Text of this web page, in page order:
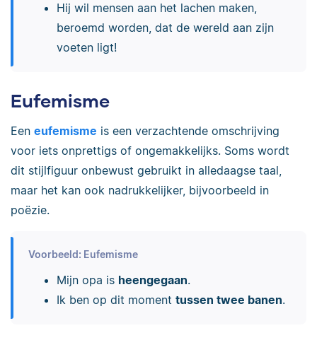
Hij wil mensen aan het lachen maken,
beroemd worden, dat de wereld aan zijn
voeten ligt!
Eufemisme
Een eufemisme is een verzachtende omschrijving
voor iets onprettigs of ongemakkelijks. Soms wordt
dit stijlfiguur onbewust gebruikt in alledaagse taal,
maar het kan ook nadrukkelijker, bijvoorbeeld in
poëzie.
Voorbeeld: Eufemisme
Mijn opa is heengegaan.
Ik ben op dit moment tussen twee banen.